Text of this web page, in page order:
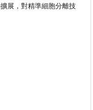
展，對精準細胞分離技